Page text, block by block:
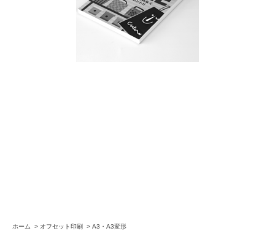
ホーム > オフセット印刷 > A3・A3変形